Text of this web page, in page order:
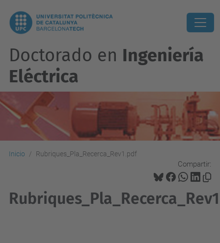
Doctorado en Ingeniería
Eléctrica
Inicio Rubriques_Pla_Recerca_Rev1.pdf
Compartir: